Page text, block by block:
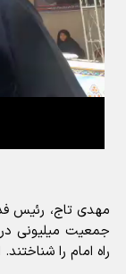
مهدی تاج، رئیس
جمعیت میلیونی در
راه امام را